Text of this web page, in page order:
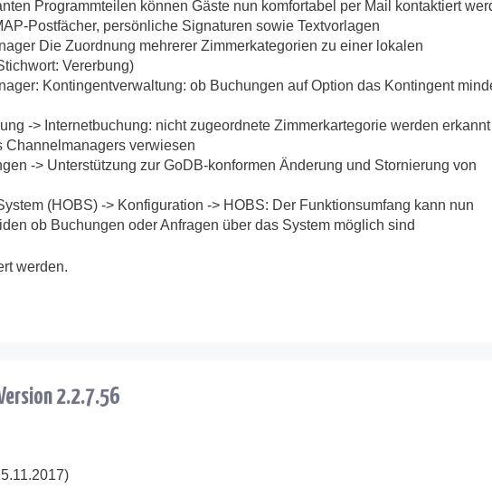
Programmteilen können Gäste nun komfortabel per Mail kontaktiert
Postfächer, persönliche Signaturen sowie Textvorlagen
Die Zuordnung mehrerer Zimmerkategorien zu einer lokalen
Vererbung)
Kontingentverwaltung: ob Buchungen auf Option das Kontingent
-> Internetbuchung: nicht zugeordnete Zimmerkartegorie werden erkannt
Channelmanagers verwiesen
-> Unterstützung zur GoDB-konformen Änderung und Stornierung von
(HOBS) -> Konfiguration -> HOBS: Der Funktionsumfang kann nun
ob Buchungen oder Anfragen über das System möglich sind
werden.
2.2.7.56